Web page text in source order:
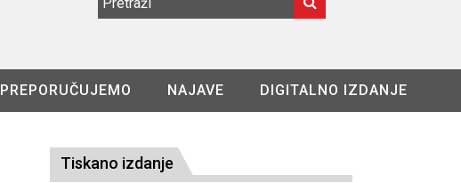
PREPORUČUJEMO NAJAVE DIGITALNO IZDANJE
Tiskano izdanje